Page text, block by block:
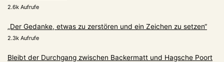
2.6k Aufrufe
„Der Gedanke, etwas zu zerstören und ein Zeichen zu setzen“
2.3k Aufrufe
Bleibt der Durchgang zwischen Backermatt und Hagsche Poort